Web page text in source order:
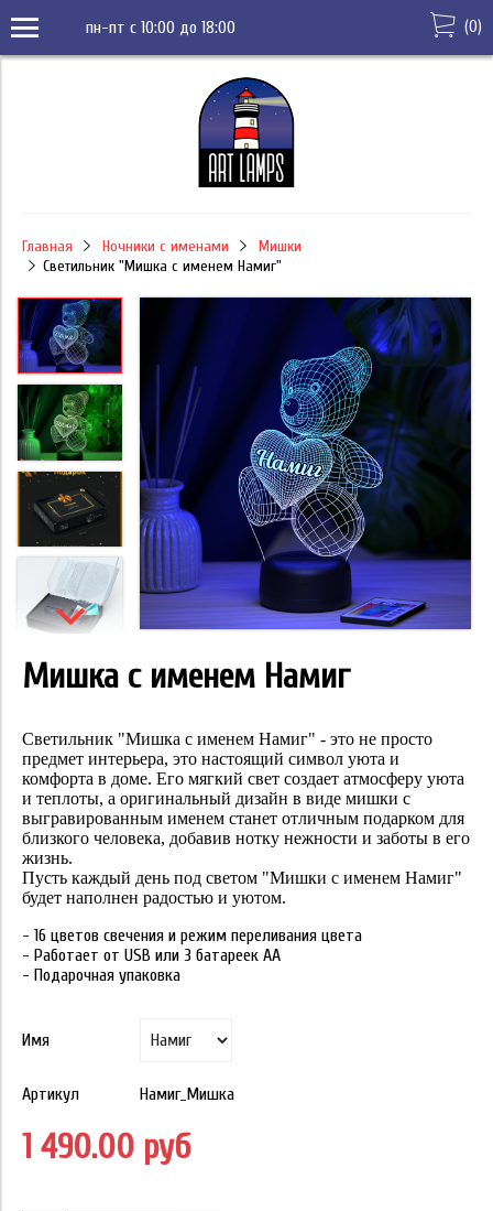
пн-пт с 10:00 до 18:00 (0)
Главная Ночники с именами
Мишки
Светильник "Мишка с именем Намиг"
Мишка с именем Намиг
Cветильник "Мишка с именем Намиг" - это не просто
предмет интерьера, это настоящий символ уюта и
комфорта в доме. Его мягкий свет создает атмосферу уюта
и теплоты, а оригинальный дизайн в виде мишки с
выгравированным именем станет отличным подарком для
близкого человека, добавив нотку нежности и заботы в его
жизнь.
Пусть каждый день под светом "Мишки с именем Намиг"
будет наполнен радостью и уютом.
- 16 цветов свечения и режим переливания цвета
- Работает от USB или 3 батареек АА
- Подарочная упаковка
Имя
Артикул Намиг_Мишка
1 490.00 руб